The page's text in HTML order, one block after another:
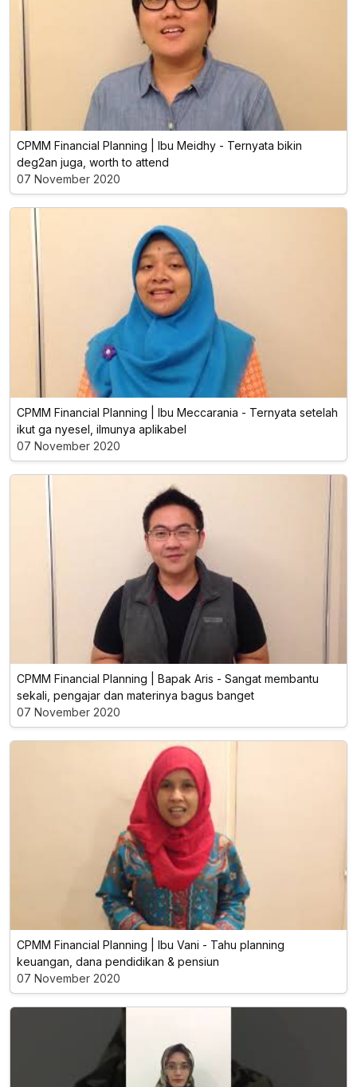
CPMM Financial Planning | Ibu Meidhy - Ternyata bikin
deg2an juga, worth to attend
07 November 2020
CPMM Financial Planning | Ibu Meccarania - Ternyata setelah
ikut ga nyesel, ilmunya aplikabel
07 November 2020
CPMM Financial Planning | Bapak Aris - Sangat membantu
sekali, pengajar dan materinya bagus banget
07 November 2020
CPMM Financial Planning | Ibu Vani - Tahu planning
keuangan, dana pendidikan & pensiun
07 November 2020